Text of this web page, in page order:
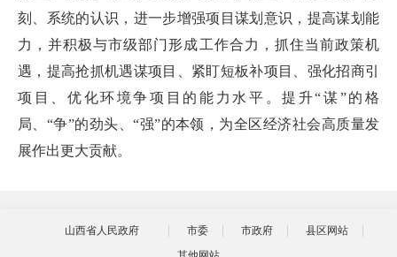
刻、系统的认识，进一步增强项目谋划意识，提高谋划能
力，并积极与市级部门形成工作合力，抓住当前政策机
遇，提高抢抓机遇谋项目、紧盯短板补项目、强化招商引
项目、优化环境争项目的能力水平。提升“谋”的格
局、“争”的劲头、“强”的本领，为全区经济社会高质量发
展作出更大贡献。
山西省人民政府 市委 市政府
县区网站